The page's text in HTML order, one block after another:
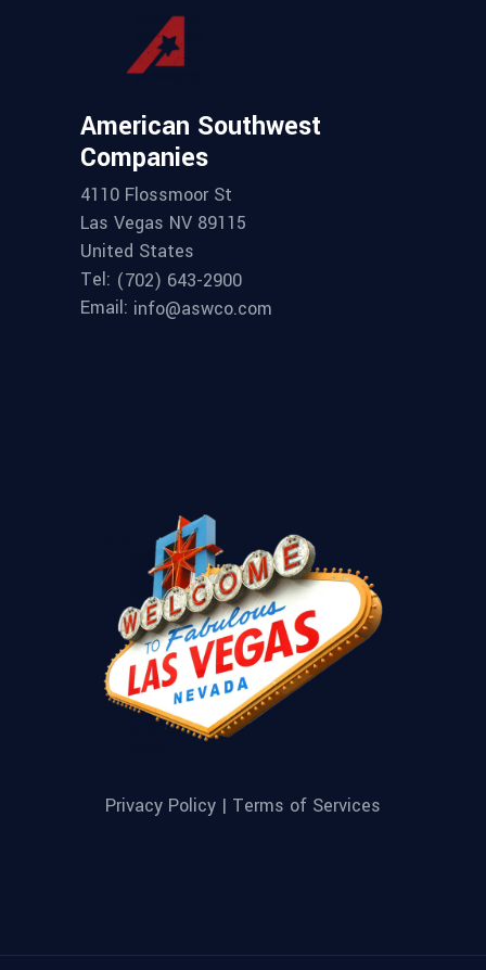
American Southwest
Companies
4110 Flossmoor St
Las Vegas NV 89115
United States
Tel: (702) 643-2900
Email: info@aswco.com
Privacy Policy | Terms of Services